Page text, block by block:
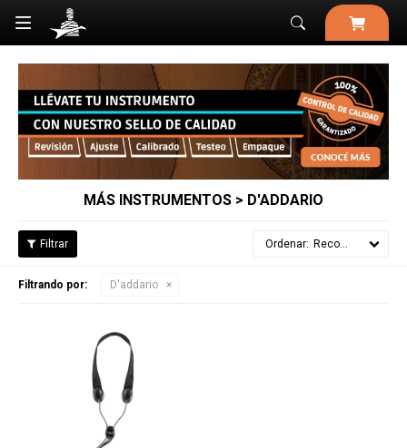

MÁS INSTRUMENTOS > D'ADDARIO
Recomendados
Filtrando por: D'addario